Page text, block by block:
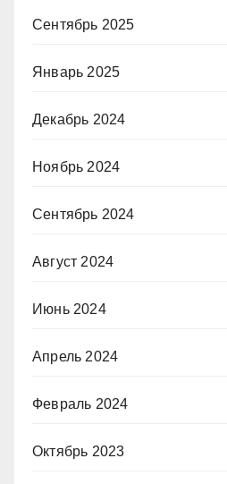
Сентябрь 2025
Январь 2025
Декабрь 2024
Ноябрь 2024
Сентябрь 2024
Август 2024
Июнь 2024
Апрель 2024
Февраль 2024
Октябрь 2023